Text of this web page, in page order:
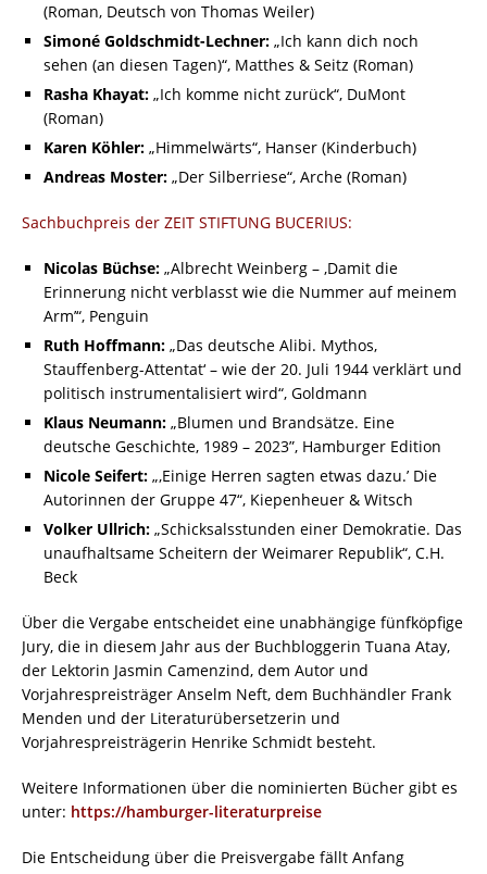
(Roman, Deutsch von Thomas Weiler)
Simoné Goldschmidt-Lechner: „Ich kann dich noch
sehen (an diesen Tagen)“, Matthes & Seitz (Roman)
Rasha Khayat: „Ich komme nicht zurück“, DuMont
(Roman)
Karen Köhler: „Himmelwärts“, Hanser (Kinderbuch)
Andreas Moster: „Der Silberriese“, Arche (Roman)
Sachbuchpreis der ZEIT STIFTUNG BUCERIUS:
Nicolas Büchse: „Albrecht Weinberg – ,Damit die
Erinnerung nicht verblasst wie die Nummer auf meinem
Arm’“, Penguin
Ruth Hoffmann: „Das deutsche Alibi. Mythos,
Stauffenberg-Attentat‘ – wie der 20. Juli 1944 verklärt und
politisch instrumentalisiert wird“, Goldmann
Klaus Neumann: „Blumen und Brandsätze. Eine
deutsche Geschichte, 1989 – 2023”, Hamburger Edition
Nicole Seifert: „,Einige Herren sagten etwas dazu.’ Die
Autorinnen der Gruppe 47“, Kiepenheuer & Witsch
Volker Ullrich: „Schicksalsstunden einer Demokratie. Das
unaufhaltsame Scheitern der Weimarer Republik“, C.H.
Beck
Über die Vergabe entscheidet eine unabhängige fünfköpfige
Jury, die in diesem Jahr aus der Buchbloggerin Tuana Atay,
der Lektorin Jasmin Camenzind, dem Autor und
Vorjahrespreisträger Anselm Neft, dem Buchhändler Frank
Menden und der Literaturübersetzerin und
Vorjahrespreisträgerin Henrike Schmidt besteht.
Weitere Informationen über die nominierten Bücher gibt es
unter: https://hamburger-literaturpreise
Die Entscheidung über die Preisvergabe fällt Anfang